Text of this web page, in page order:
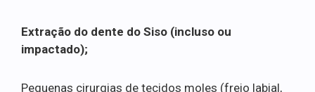
Extração do dente do Siso (incluso ou
impactado);
Pequenas cirurgias de tecidos moles (freio labial,